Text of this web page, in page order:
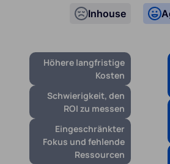
Inhouse
Höhere langfristige
Kosten
Schwierigkeit, den
ROI zu messen
Eingeschränkter
Fokus und fehlende
Ressourcen